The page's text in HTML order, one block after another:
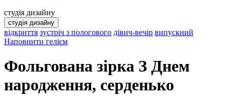
студія дизайну
студія дизайну
відкриття зустріч з пологового дівич-вечір випускний
Наповнити гелієм
Фольгована зірка З Днем
народження, серденько